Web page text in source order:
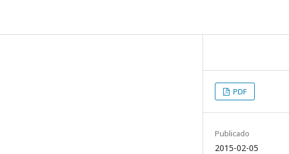
PDF
Publicado
2015-02-05